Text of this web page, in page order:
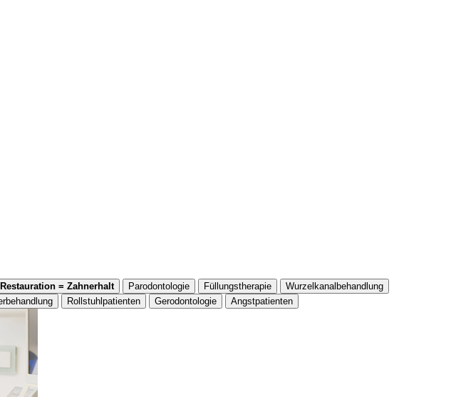
Restauration = Zahnerhalt Parodontologie Füllungstherapie
Wurzelkanalbehandlung
Rollstuhlpatienten Gerodontologie Angstpatienten